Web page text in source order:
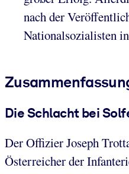
nach der
Nationalsozialisten
Die Schlacht bei
Der Offizier Joseph
Österreicher der